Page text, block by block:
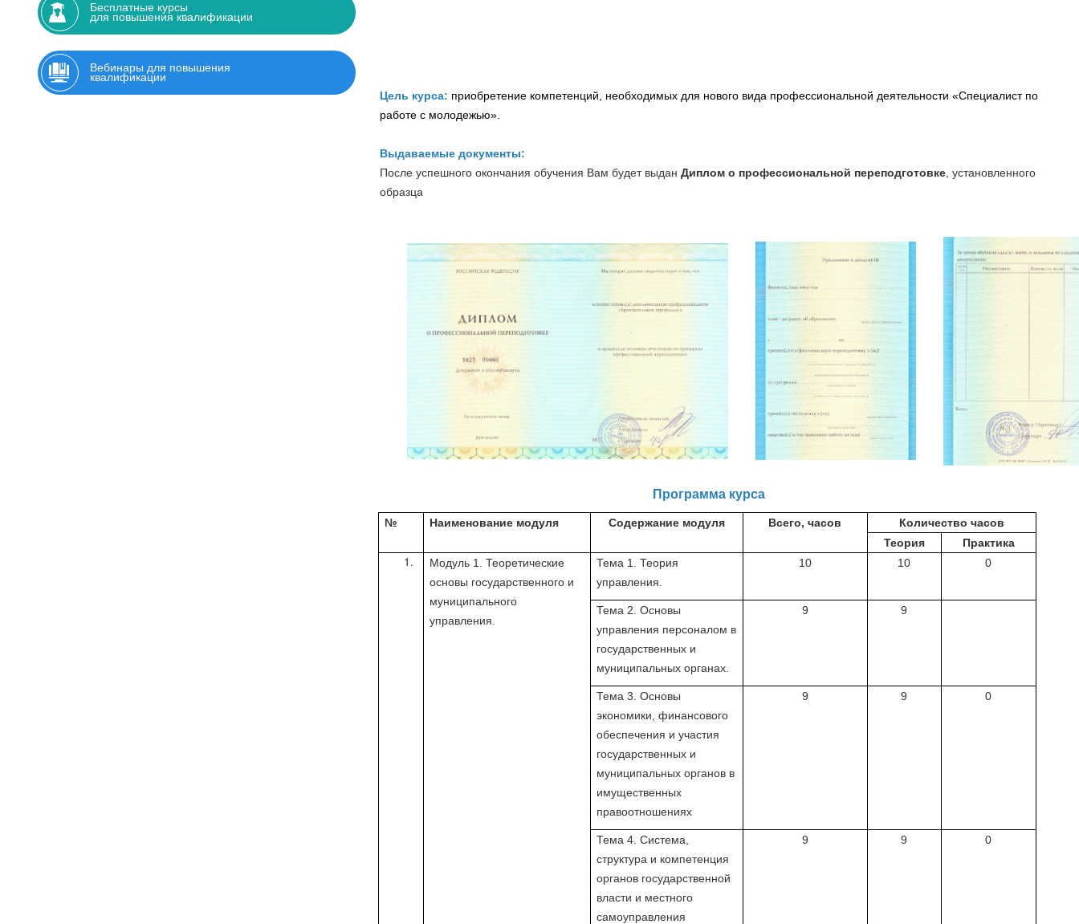
Бесплатные курсы
для повышения квалификации
Вебинары для повышения
квалификации
Цель курса: приобретение компетенций, необходимых для нового вида профессиональной деятельности «Специалист по
работе с молодежью».
Выдаваемые документы:
После успешного окончания обучения Вам будет выдан Диплом о профессиональной переподготовке , установленного
образца
Программа курса
№ Наименование модуля Содержание модуля Всего, часов
Количество часов
Теория
Практика
Модуль 1. Теоретические
основы государственного и
муниципального
управления.
Тема 1. Теория
управления.
10 10 0
Тема 2. Основы
управления персоналом в
государственных и
муниципальных органах.
9 9
Тема 3. Основы
экономики, финансового
обеспечения и участия
государственных и
муниципальных органов в
имущественных
правоотношениях
9 9 0
Тема 4. Система,
структура и компетенция
органов государственной
власти и местного
самоуправления
9 9 0